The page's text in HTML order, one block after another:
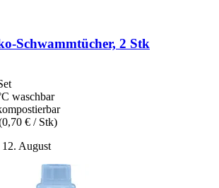
​Schwammtücher, 2 Stk
waschbar
€ / Stk)
August